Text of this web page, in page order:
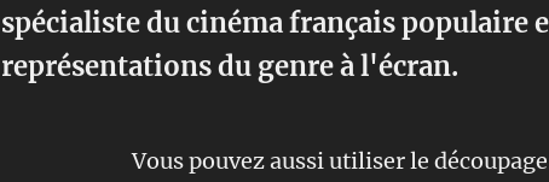
spécialiste du cinéma français populaire
représentations du genre à l'écran.
Vous pouvez aussi utiliser le